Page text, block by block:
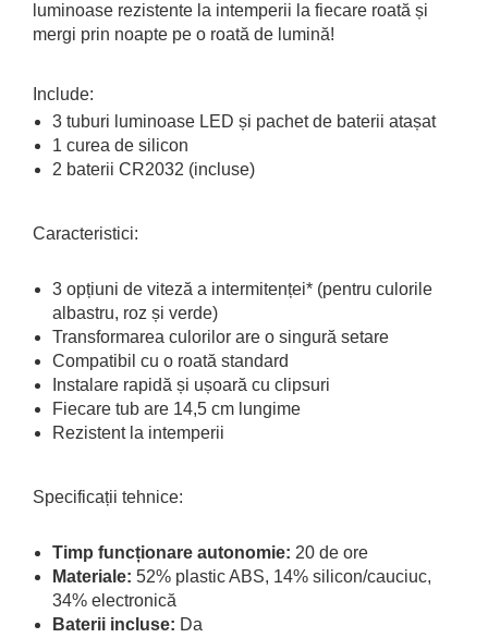
luminoase rezistente la intemperii la fiecare roată și
mergi prin noapte pe o roată de lumină!
Include:
3 tuburi luminoase LED și pachet de baterii atașat
1 curea de silicon
2 baterii CR2032 (incluse)
Caracteristici:
3 opțiuni de viteză a intermitenței* (pentru culorile
albastru, roz și verde)
Transformarea culorilor are o singură setare
Compatibil cu o roată standard
Instalare rapidă și ușoară cu clipsuri
Fiecare tub are 14,5 cm lungime
Rezistent la intemperii
Specificații tehnice:
Timp funcționare autonomie: 20 de ore
Materiale: 52% plastic ABS, 14% silicon/cauciuc,
34% electronică
Baterii incluse: Da